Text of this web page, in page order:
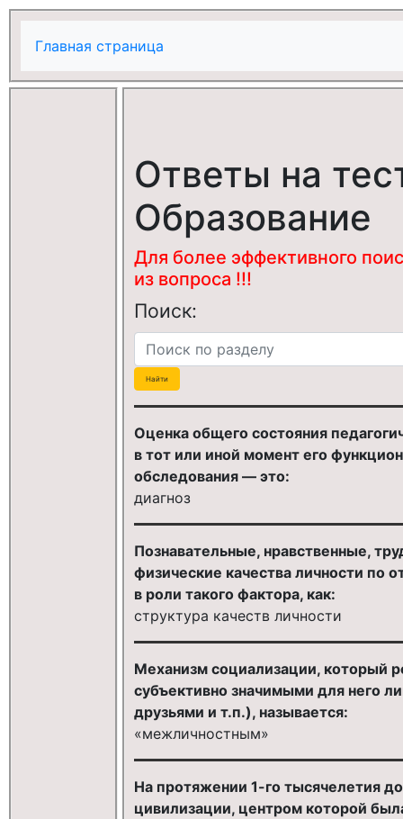
Главная страница
Ответы на
Образование
Для более эффективного
из вопроса !!!
Поиск:
Оценка общего состояния
в тот или иной момент его
обследования — это:
диагноз
Познавательные, нравственные,
физические качества личности по
в роли такого фактора, как:
структура качеств личности
Механизм социализации, который
субъективно значимыми для него
друзьями и т.п.), называется:
«межличностным»
На протяжении 1-го тысячелетия
цивилизации, центром которой